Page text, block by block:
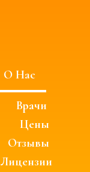
О Нас
Врачи
Цены
Отзывы
Лицензии